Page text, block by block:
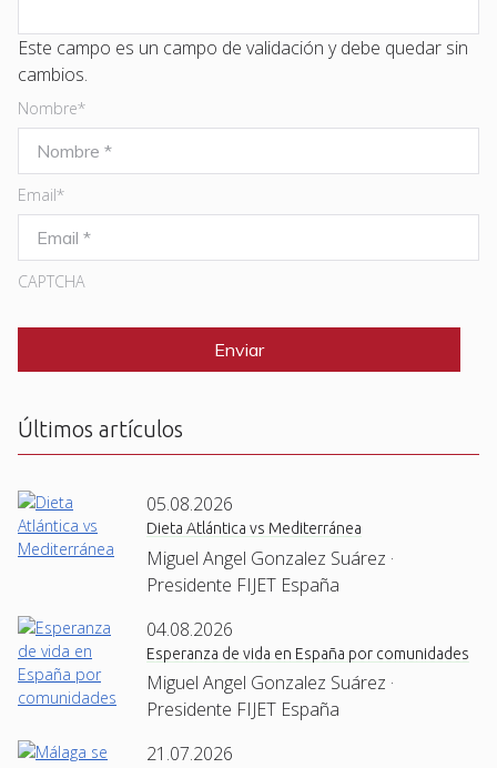
Este campo es un campo de validación y debe quedar sin
cambios.
Nombre*
Email*
CAPTCHA
Últimos artículos
05.08.2026
Dieta Atlántica vs Mediterránea
Miguel Angel Gonzalez Suárez ·
Presidente FIJET España
04.08.2026
Esperanza de vida en España por comunidades
Miguel Angel Gonzalez Suárez ·
Presidente FIJET España
21.07.2026